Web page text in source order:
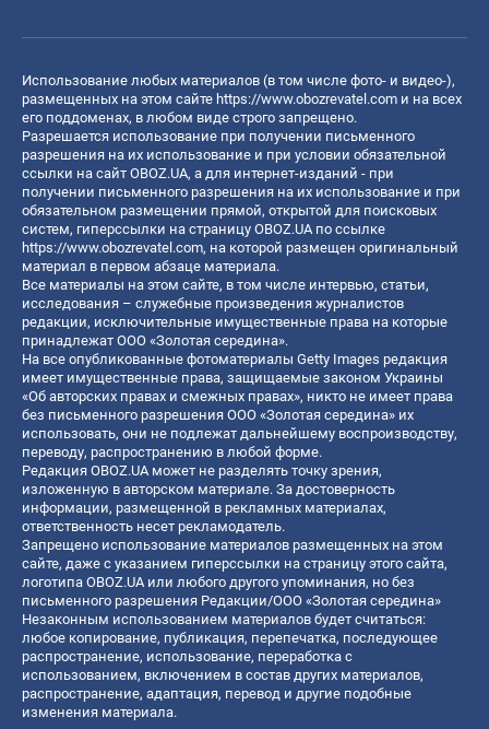
Использование любых материалов (в том числе фото- и видео-),
размещенных на этом сайте https://www.obozrevatel.com и на всех
его поддоменах, в любом виде строго запрещено.
Разрешается использование при получении письменного
разрешения на их использование и при условии обязательной
ссылки на сайт OBOZ.UA, а для интернет-изданий - при
получении письменного разрешения на их использование и при
обязательном размещении прямой, открытой для поисковых
систем, гиперссылки на страницу OBOZ.UA по ссылке
https://www.obozrevatel.com, на которой размещен оригинальный
материал в первом абзаце материала.
Все материалы на этом сайте, в том числе интервью, статьи,
исследования – служебные произведения журналистов
редакции, исключительные имущественные права на которые
принадлежат ООО «Золотая середина».
На все опубликованные фотоматериалы Getty Images редакция
имеет имущественные права, защищаемые законом Украины
«Об авторских правах и смежных правах», никто не имеет права
без письменного разрешения ООО «Золотая середина» их
использовать, они не подлежат дальнейшему воспроизводству,
переводу, распространению в любой форме.
Редакция OBOZ.UA может не разделять точку зрения,
изложенную в авторском материале. За достоверность
информации, размещенной в рекламных материалах,
ответственность несет рекламодатель.
Запрещено использование материалов размещенных на этом
сайте, даже с указанием гиперссылки на страницу этого сайта,
логотипа OBOZ.UA или любого другого упоминания, но без
письменного разрешения Редакции/ООО «Золотая середина»
Незаконным использованием материалов будет считаться:
любое копирование, публикация, перепечатка, последующее
распространение, использование, переработка с
использованием, включением в состав других материалов,
распространение, адаптация, перевод и другие подобные
изменения материала.